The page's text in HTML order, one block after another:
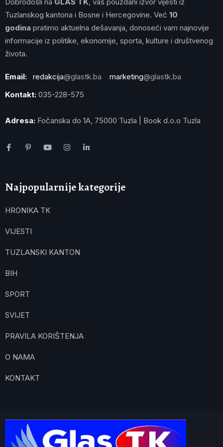
Tuzlanskog kantona i Bosne i Hercegovine. Već 10
godina pratimo aktuelna dešavanja, donoseći vam najnovije
informacije iz politike, ekonomije, sporta, kulture i društvenog
života.
Email: redakcija@glastk.ba marketing@glastk.ba
Kontakt: 035-228-575
Adresa: Fočanska do 1A, 75000 Tuzla | Book d.o.o Tuzla
Najpopularnije kategorije
HRONIKA TK
VIJESTI
TUZLANSKI KANTON
BIH
SPORT
SVIJET
PRAVILA KORIŠTENJA
O NAMA
KONTAKT